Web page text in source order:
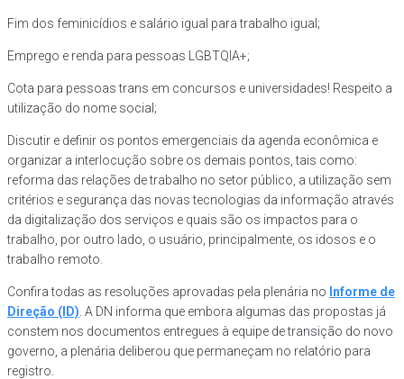
Fim dos feminicídios e salário igual para trabalho igual;
Emprego e renda para pessoas LGBTQIA+;
Cota para pessoas trans em concursos e universidades! Respeito a
utilização do nome social;
Discutir e definir os pontos emergenciais da agenda econômica e
organizar a interlocução sobre os demais pontos, tais como:
reforma das relações de trabalho no setor público, a utilização sem
critérios e segurança das novas tecnologias da informação através
da digitalização dos serviços e quais são os impactos para o
trabalho, por outro lado, o usuário, principalmente, os idosos e o
trabalho remoto.
Confira todas as resoluções aprovadas pela plenária no Informe de
Direção (ID) . A DN informa que embora algumas das propostas já
constem nos documentos entregues à equipe de transição do novo
governo, a plenária deliberou que permaneçam no relatório para
registro.